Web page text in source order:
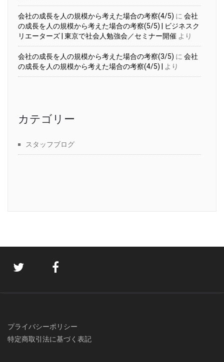
会社の成長を人の規模から考えた場合の考察(4/5) に 会社
の成長を人の規模から考えた場合の考察(5/5) | ビジネスク
リエーターズ | 東京で社会人勉強会／セミナー開催 より
会社の成長を人の規模から考えた場合の考察(3/5) に 会社
の成長を人の規模から考えた場合の考察(4/5) |
より
カテゴリー
スタッフブログ
プライバシーポリシー
特定商取引法に基づく表記